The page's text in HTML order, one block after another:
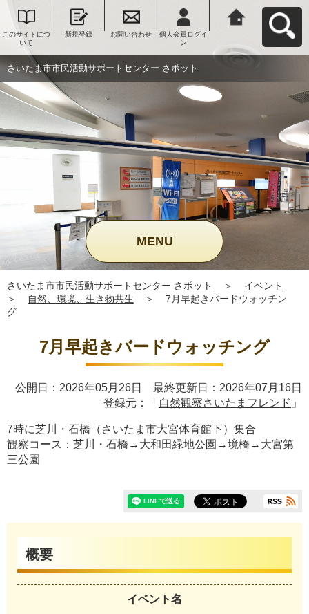
このサイトにつ
いて
新規登録 お問い合わせ
個人会員ログイ
ン
ンター さポット
へ戻る
さいたま市市民活動サポートセンター さポット
MENU
さいたま市市民活動サポートセンター さポット ＞
イベント
＞
自然、環境、生き物共生 ＞
7月早起きバードウォッチン
グ
7月早起きバードウォッチング
公開日：2026年05月26日 最終更新日：2026年07月16日
登録元：「 自然観察さいたまフレンド 」
7時に芝川・石橋（さいたま市大宮体育館下）集合
観察コース：芝川・石橋→大和田緑地公園→境橋→大宮第
三公園
概要
イベント名